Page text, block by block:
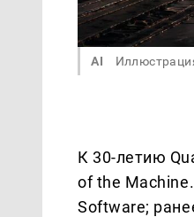
AI
К 30-летию
of the
Software;